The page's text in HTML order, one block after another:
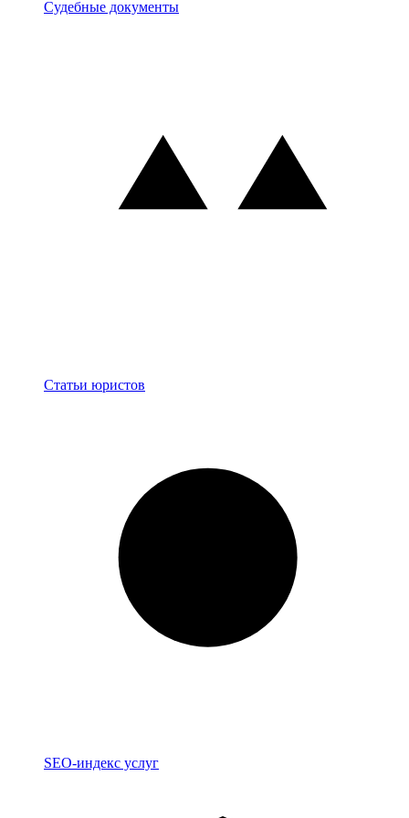
Документы
Судебные документы
Блог
Статьи юристов
Индекс
SEO-индекс услуг